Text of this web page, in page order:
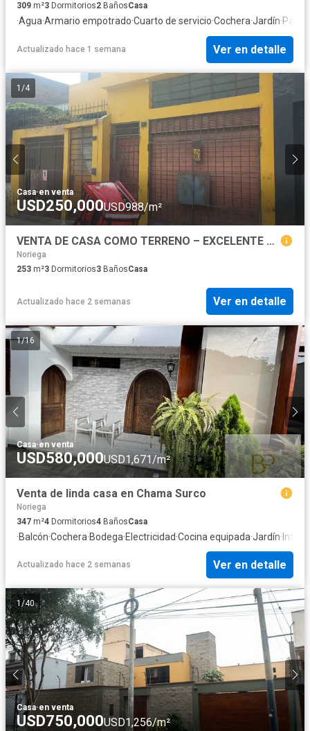
309 m²3 Dormitorios2 BañosCasa
·Agua·Armario empotrado·Cuarto de servicio·Cochera·Jardín·Patio
Actualizado hace 1 semana Ver en detalle
1 /4
Casa·en venta
USD250,000USD988/m²
VENTA DE CASA COMO TERRENO – EXCELENTE OPORTUNIDAD PARA PROYECTO INMOBILIARIO
Noriega
253 m²3 Dormitorios3 BañosCasa
Actualizado hace 2 semanas Ver en detalle
1/16
Casa·en venta
USD580,000USD1,671/m²
Venta de linda casa en Chama Surco
Noriega
347 m²4 Dormitorios4 BañosCasa
·Balcón·Cochera·Bodega·Electricidad·Cocina equipada·Jardín·
Actualizado hace 2 semanas Ver en detalle
1 /40
Casa·en venta
USD750,000USD1,256/m²